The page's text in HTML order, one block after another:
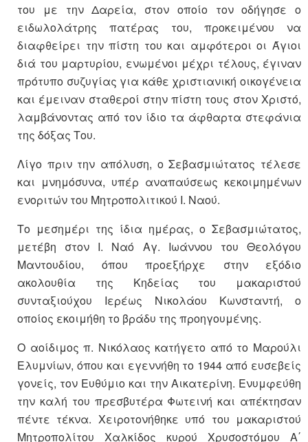
του με την Δαρεία, στον οποίο τον οδήγησε ο
ειδωλολάτρης πατέρας του, προκειμένου να
διαφθείρει την πίστη του και αμφότεροι οι Άγιοι
διά του μαρτυρίου, ενωμένοι μέχρι τέλους, έγιναν
πρότυπο συζυγίας για κάθε χριστιανική οικογένεια
και έμειναν σταθεροί στην πίστη τους στον Χριστό,
λαμβάνοντας από τον ίδιο τα άφθαρτα στεφάνια
της δόξας Του.
Λίγο πριν την απόλυση, ο Σεβασμιώτατος τέλεσε
και μνημόσυνα, υπέρ αναπαύσεως κεκοιμημένων
ενοριτών του Μητροπολιτικού Ι. Ναού.
Το μεσημέρι της ίδια ημέρας, ο Σεβασμιώτατος,
μετέβη στον Ι. Ναό Αγ. Ιωάννου του Θεολόγου
Μαντουδίου, όπου προεξήρχε στην εξόδιο
ακολουθία της Κηδείας του μακαριστού
συνταξιούχου Ιερέως Νικολάου Κωνσταντή, ο
οποίος εκοιμήθη το βράδυ της προηγουμένης.
Ο αοίδιμος π. Νικόλαος κατήγετο από το Μαρούλι
Ελυμνίων, όπου και εγεννήθη το 1944 από ευσεβείς
γονείς, τον Ευθύμιο και την Αικατερίνη. Ενυμφεύθη
την καλή του πρεσβυτέρα Φωτεινή και απέκτησαν
πέντε τέκνα. Χειροτονήθηκε υπό του μακαριστού
Μητροπολίτου Χαλκίδος κυρού Χρυσοστόμου Α΄